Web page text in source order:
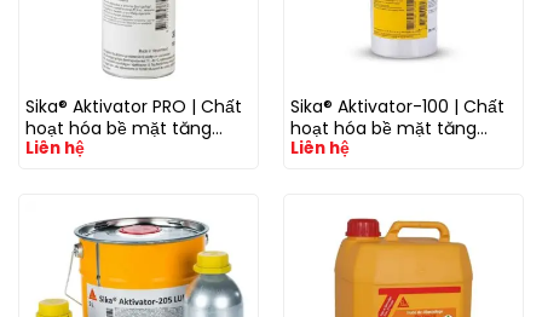
Sika® Aktivator PRO | Chất
hoạt hóa bề mặt tăng
bám dính trước khi dán
Liên hệ
Sika® Aktivator-100 | Chất
hoạt hóa bề mặt tăng
bám dính trước khi dán
Liên hệ